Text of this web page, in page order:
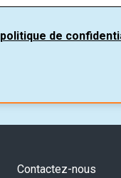
politique de
Contactez-nous